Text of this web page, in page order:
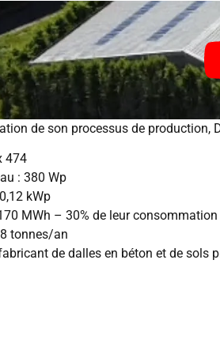
de son processus de
474
: 380 Wp
kWp
MWh – 30% de leur consommation
tonnes/an
de dalles en béton et de sols